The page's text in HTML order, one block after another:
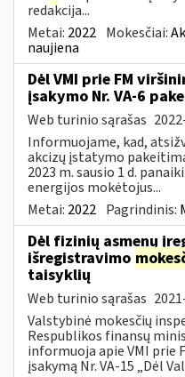
redakcija...
Metai: 2022 Mokesčiai:
naujiena
Dėl VMI prie FM
įsakymo Nr. VA-6
Web turinio sąrašas
Informuojame, kad,
akcizų įstatymo
2023 m. sausio 1 d.
energijos mokėtojus...
Metai: 2022 Pagrindinis:
Dėl fizinių asmenų
išregistravimo
taisyklių
Web turinio sąrašas
Valstybinė mokesčių
Respublikos finansų
informuoja apie VMI prie
įsakymą Nr. VA-15 „Dėl